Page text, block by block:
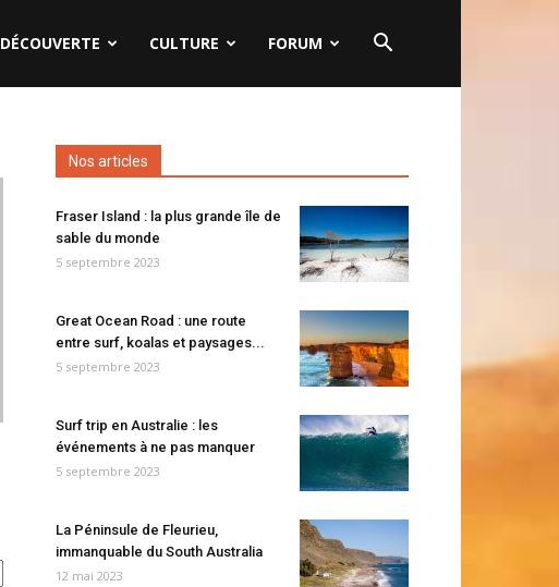
DÉCOUVERTE CULTURE FORUM
Nos articles
Fraser Island : la plus grande île de
sable du monde
5 septembre 2023
Great Ocean Road : une route
entre surf, koalas et paysages...
5 septembre 2023
Surf trip en Australie : les
événements à ne pas manquer
5 septembre 2023
La Péninsule de Fleurieu,
immanquable du South Australia
12 mai 2023